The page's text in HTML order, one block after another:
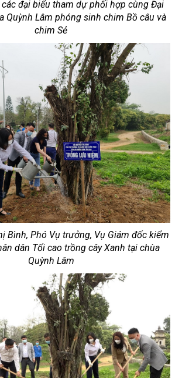
đại biểu tham dự phối hợp cùng Đại
Quỳnh Lâm phóng sinh chim Bồ câu và
chim Sẻ
Bình, Phó Vụ trưởng, Vụ Giám đốc kiểm
dân Tối cao trồng cây Xanh tại chùa
Quỳnh Lâm